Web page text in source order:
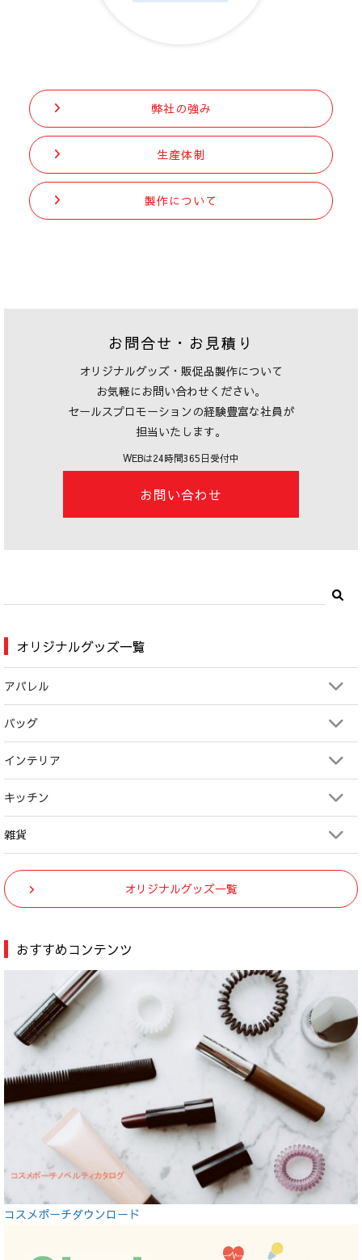
弊社の強み
生産体制
製作について
お問合せ・お見積り
オリジナルグッズ・販促品製作について
お気軽にお問い合わせください。
セールスプロモーションの経験豊富な社員が
担当いたします。
WEBは24時間365日受付中
お問い合わせ
オリジナルグッズ一覧
アパレル
バッグ
インテリア
キッチン
雑貨
オリジナルグッズ一覧
おすすめコンテンツ
コスメポーチダウンロード